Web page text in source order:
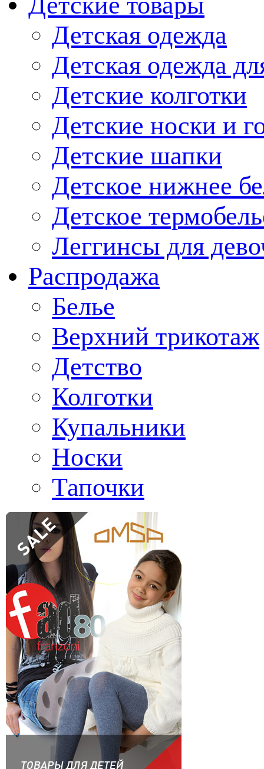
Детская одежда
Детская одежда
Детские колготки
Детские носки и
Детские шапки
Детское нижнее
Детское
Леггинсы для
Распродажа
Белье
Верхний трикотаж
Детство
Колготки
Купальники
Носки
Тапочки